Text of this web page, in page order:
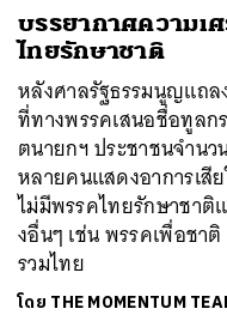
บรรยากาศความเ
ไทยรักษาชาติ
หลังศาลรัฐธรรมนูญแถ
ที่ทางพรรคเสนอชื่อทูล
ตนายกฯ ประชาชนจำน
หลายคนแสดงอาการเสี
ไม่มีพรรคไทยรักษาชาติ
งอื่นๆ เช่น พรรคเพื่อชา
รวมไทย
โดย THE MOMENTUM